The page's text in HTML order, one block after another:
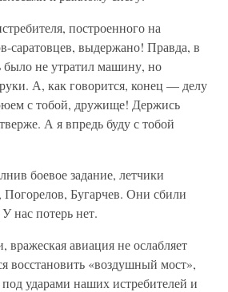
построенного на
саратовцев, выдержано! Правда, в
было не утратил машину, но
А, как говорится, конец — делу
с тобой, дружище! Держись
А я впредь буду с тобой
боевое задание, летчики
Бугарчев. Они сбили
нас потерь нет.
вражеская авиация не ослабляет
восстановить «воздушный мост»,
под ударами наших истребителей и